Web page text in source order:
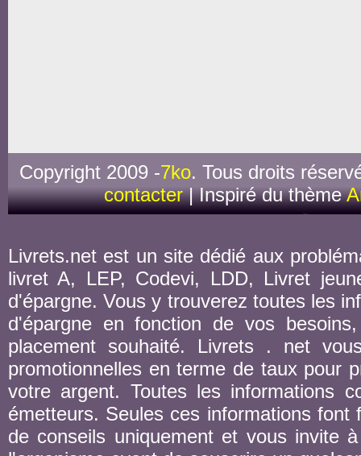
Copyright 2009 -7ko. Tous droits
contacter| Inspiré du thème
Livrets.net est un site dédié aux
livret A, LEP, Codevi, LDD, Livret
d'épargne. Vous y trouverez toutes les
d'épargne en fonction de vos
placement souhaité. Livrets . net
promotionnelles en terme de taux pour
votre argent. Toutes les informations
émetteurs. Seules ces informations
de conseils uniquement et vous invite